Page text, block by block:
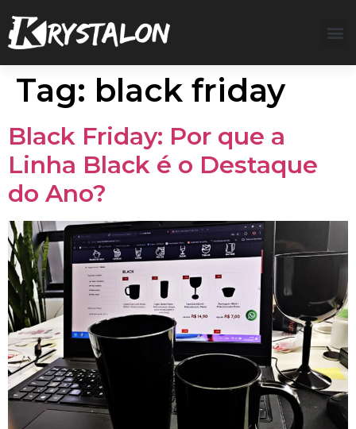
Tag: black friday
Black Friday: Por que a
Linha Black é o Destaque
do Ano?